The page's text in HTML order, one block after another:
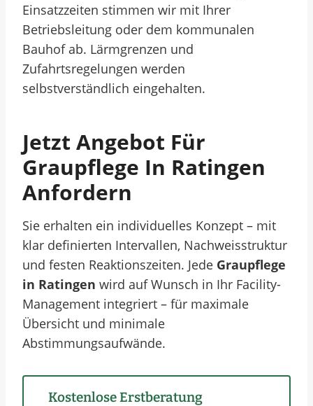
Einsatzzeiten stimmen wir mit Ihrer
Betriebsleitung oder dem kommunalen
Bauhof ab. Lärmgrenzen und
Zufahrtsregelungen werden
selbstverständlich eingehalten.
Jetzt Angebot Für
Graupflege In Ratingen
Anfordern
Sie erhalten ein individuelles Konzept – mit
klar definierten Intervallen, Nachweisstruktur
und festen Reaktionszeiten. Jede Graupflege
in Ratingen wird auf Wunsch in Ihr Facility-
Management integriert – für maximale
Übersicht und minimale
Abstimmungsaufwände.
Kostenlose Erstberatung